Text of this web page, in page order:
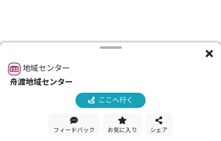
地域センター
舟渡地域センター
ここへ行く
フィードバック お気に入り シェア